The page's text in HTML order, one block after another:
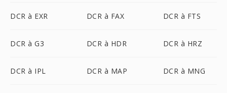
DCR à EXR DCR à FAX DCR à FTS
DCR à G3 DCR à HDR DCR à HRZ
DCR à IPL DCR à MAP DCR à MNG